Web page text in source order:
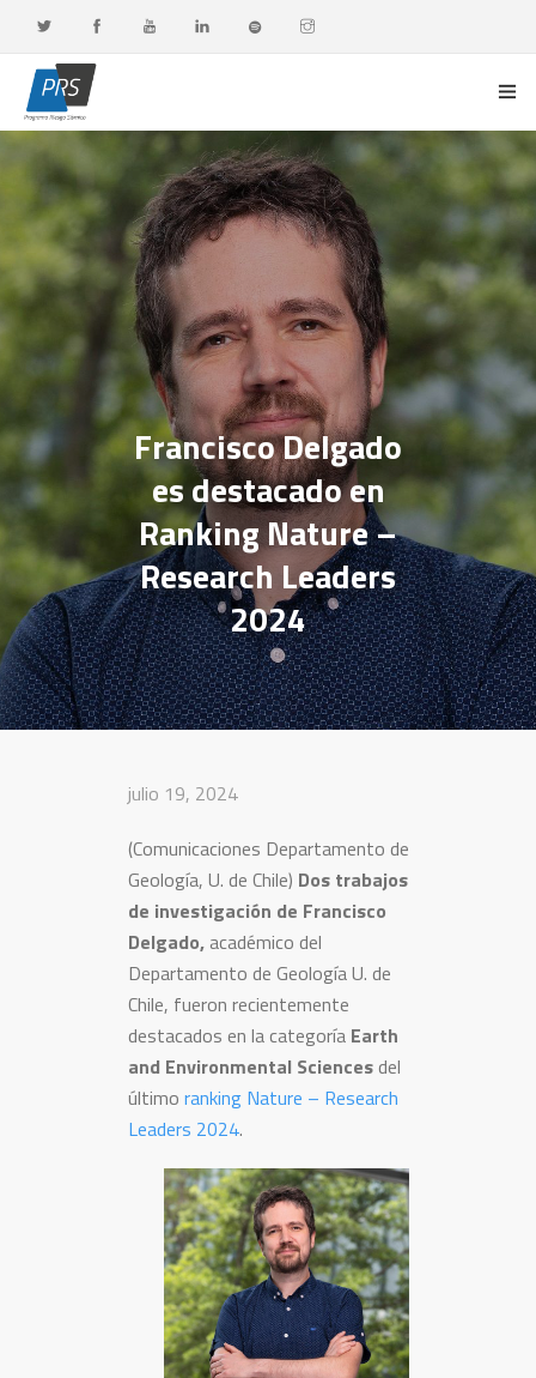
PORTADA
LÍNEAS DE INVESTIGACIÓN
OBSERVATORIO G-DATA
DOCENCIA Y FORMACIÓN CONTINUA
DIFUSIÓN Y VALORACIÓN CIUDADANA
Francisco Delgado
es destacado en
Ranking Nature –
Research Leaders
2024
julio 19, 2024
(Comunicaciones Departamento de
Geología, U. de Chile) Dos trabajos
de investigación de Francisco
Delgado,académico del
Departamento de Geología U. de
Chile, fueron recientemente
destacados en la categoría Earth
and Environmental Sciencesdel
último ranking Nature – Research
Leaders 2024.